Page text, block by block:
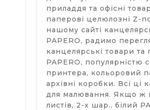
приладдя та офісні
паперові целюлозні Z-
нашому сайті
PAPERO, радимо
канцелярські товари
PAPERO, популярністю
принтера, кольоровий
архівні коробки. Всі ці
для малювання. Якщо ж
листів, 2-х шар., білий